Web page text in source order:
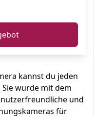
kannst du jeden
wurde mit dem
und
für